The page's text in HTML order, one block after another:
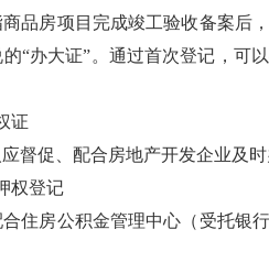
品房项目完成竣工验收备案后
“办大证”。通过首次登记，可
证
督促、配合房地产开发企业及
权登记
住房公积金管理中心（受托银